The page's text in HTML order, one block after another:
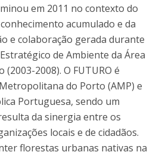
em 2011 no contexto do
acumulado e da
e colaboração gerada durante
de Ambiente da Área
2008). O FUTURO é
do Porto (AMP) e
Portuguesa, sendo um
da sinergia entre os
locais e de cidadãos.
florestas urbanas nativas na